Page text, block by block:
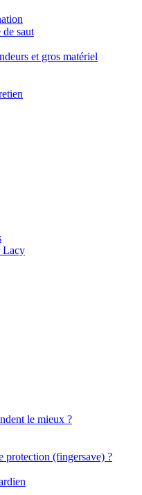
de saut
et gros matériel
Lacy
le mieux ?
protection (fingersave) ?